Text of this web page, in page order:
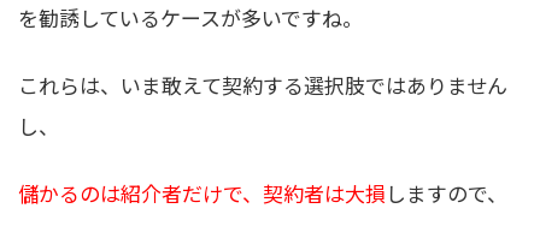
を勧誘しているケースが多いですね。
これらは、いま敢えて契約する選択肢ではありません
し、
儲かるのは紹介者だけで、契約者は大損 しますので、